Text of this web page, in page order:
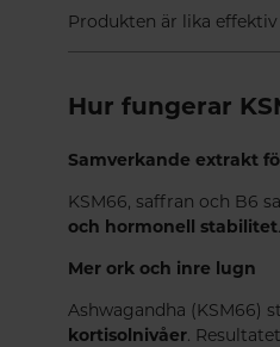
Produkten är lika
Hur fungerar
Samverkande extrakt
KSM66, saffran och B6
och hormonell stabilitet.
Mer ork och inre lugn
Ashwagandha (KSM66)
kortisolnivåer.